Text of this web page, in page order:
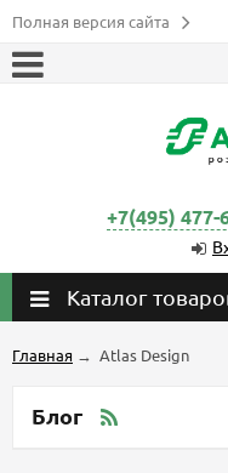
Полная версия сайта
+7(495) 477-
Каталог
Главная → Atlas Design
Блог